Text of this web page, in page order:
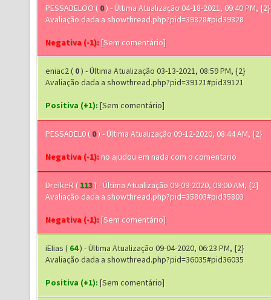
PESSADELOO ( 0) - Última Atualização 04-18-2021, 09:40 PM, {2}
Avaliação dada a showthread.php?pid=39828#pid39828
Negativa (-1):[Sem comentário]
eniac2( 0) - Última Atualização 03-13-2021, 08:59 PM, {2}
Avaliação dada a showthread.php?pid=39121#pid39121
Positiva (+1): [Sem comentário]
PESSADEL0 ( 0) - Última Atualização 09-12-2020, 08:44 AM, {2}
Negativa (-1):no ajudou em nada com o comentario
DreikeR ( 113) - Última Atualização 09-09-2020, 09:00 AM, {2}
Avaliação dada a showthread.php?pid=35803#pid35803
Negativa (-1):[Sem comentário]
iEIias ( 64) - Última Atualização 09-04-2020, 06:23 PM, {2}
Avaliação dada a showthread.php?pid=36035#pid36035
Positiva (+1): [Sem comentário]